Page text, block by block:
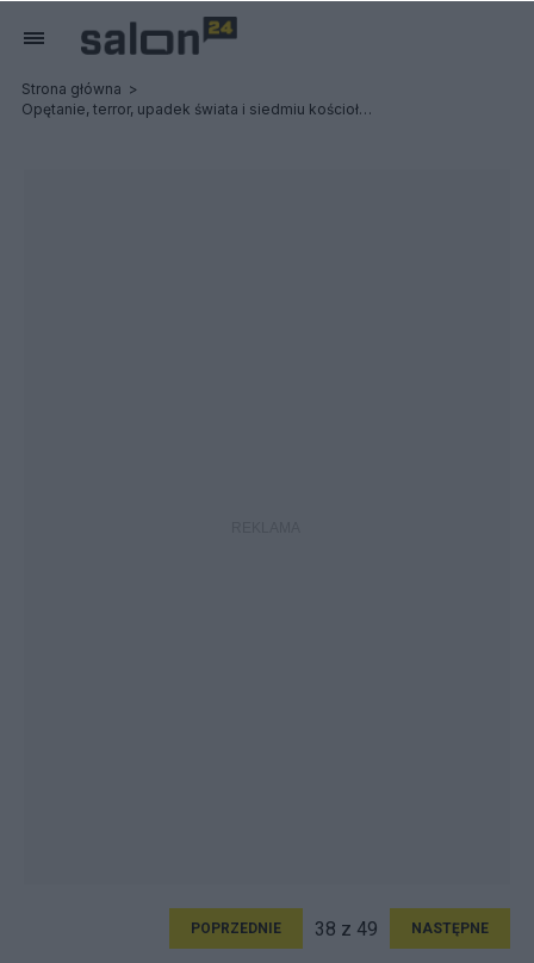
Strona główna
Opętanie, terror, upadek świata i siedmiu kościołów: Possessed / Terrorizer - Relacja
POPRZEDNIE 38 z 49 NASTĘPNE